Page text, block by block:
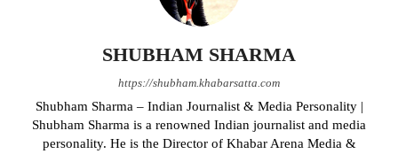
SHUBHAM SHARMA
https://shubham.khabarsatta.com
Shubham Sharma – Indian Journalist & Media Personality |
Shubham Sharma is a renowned Indian journalist and media
personality. He is the Director of Khabar Arena Media &